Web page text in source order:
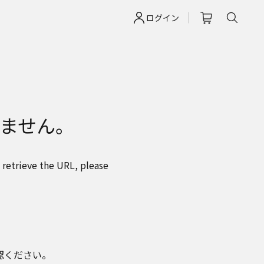
ログイン
せん。
the URL, please
ださい。